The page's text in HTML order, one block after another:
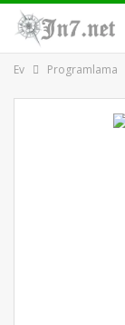
Ev Programlama